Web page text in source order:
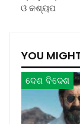
ଓ କଶ୍ୟପ
YOU
ଦେଶ ବିଦେଶ